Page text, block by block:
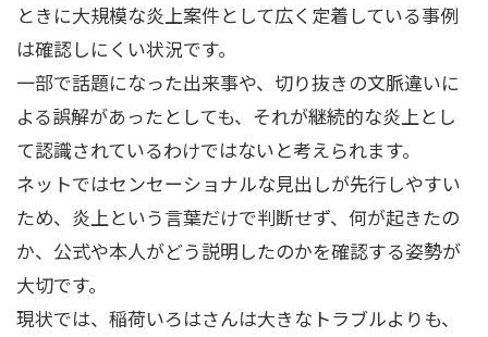
ときに大規模な炎上案件として広く定着している事例
は確認しにくい状況です。
一部で話題になった出来事や、切り抜きの文脈違いに
よる誤解があったとしても、それが継続的な炎上とし
て認識されているわけではないと考えられます。
ネットではセンセーショナルな見出しが先行しやすい
ため、炎上という言葉だけで判断せず、何が起きたの
か、公式や本人がどう説明したのかを確認する姿勢が
大切です。
現状では、稲荷いろはさんは大きなトラブルよりも、